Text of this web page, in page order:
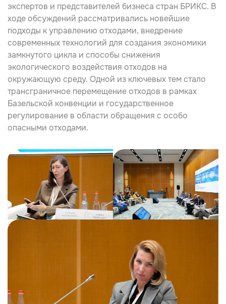
экспертов и представителей бизнеса стран БРИКС. В
ходе обсуждений рассматривались новейшие
подходы к управлению отходами, внедрение
современных технологий для создания экономики
замкнутого цикла и способы снижения
экологического воздействия отходов на
окружающую среду. Одной из ключевых тем стало
трансграничное перемещение отходов в рамках
Базельской конвенции и государственное
регулирование в области обращения с особо
опасными отходами.